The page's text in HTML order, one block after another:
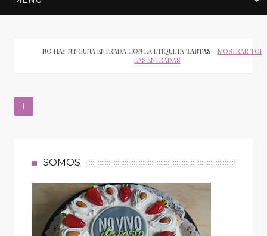
NO HAY NINGUNA ENTRADA CON LA ETIQUETATARTAS. MOSTRAR
LAS ENTRADAS
1
SOMOS